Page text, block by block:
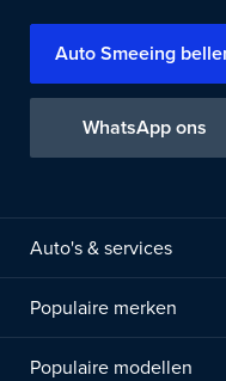
Auto Smeeing
WhatsApp ons
Auto's & services
Populaire merken
Populaire modellen